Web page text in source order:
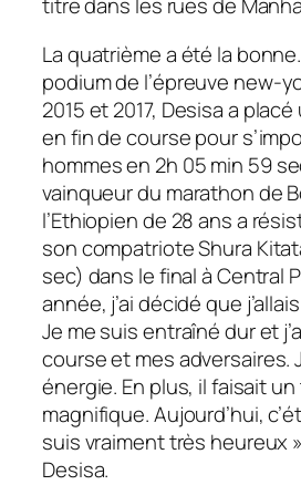
La quatrième a été la
podium de l’épreuve new-
2015 et 2017, Desisa a
en fin de course pour
hommes en 2h 05 min 59
vainqueur du marathon de
l’Ethiopien de 28 ans a
son compatriote Shura
sec) dans le final à Central
année, j’ai décidé que
Je me suis entraîné dur et
course et mes adversaires.
énergie. En plus, il faisait
magnifique. Aujourd’hui,
suis vraiment très heureux »
Desisa.